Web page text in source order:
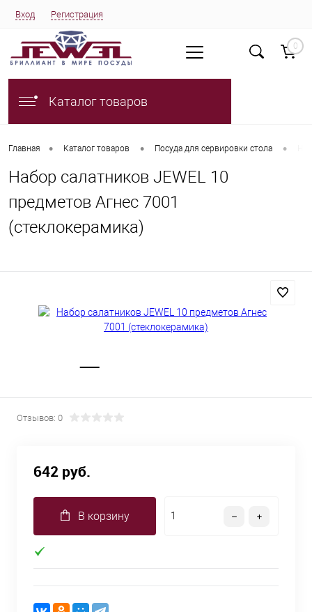
Вход Регистрация
0
Каталог товаров
Главная • Каталог товаров • Посуда для сервировки стола •
Набор салатников JEWEL 10
предметов Агнес 7001
(стеклокерамика)
Отзывов: 0
642 руб.
В корзину